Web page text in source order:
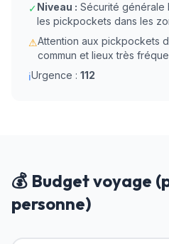
✓Niveau : Sécurité générale
les pickpockets dans les
⚠Attention aux pickpockets
commun et lieux très
ℹUrgence : 112
💰 Budget voyage
personne)